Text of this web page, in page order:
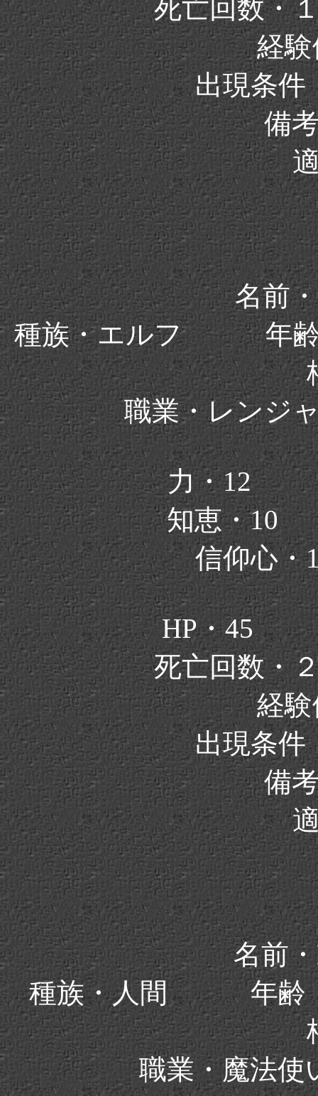
死亡回数
経験
出現条件
備
名前
種族・エルフ
職業・レン
力・12
知恵・
信仰心
HP・45
死亡回数
経験
出現条件
備
名前
種族・人間 年
職業・魔